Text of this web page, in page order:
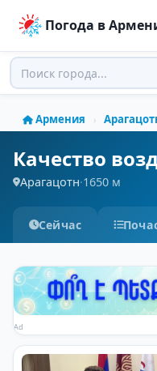
Погода в
Армения ›
Качество
Арагацотн·1650 м
Сейчас
Ad